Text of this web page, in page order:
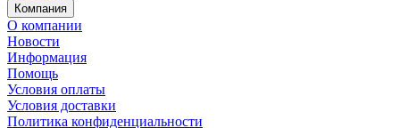
Компания
О компании
Новости
Информация
Помощь
Условия оплаты
Условия доставки
Политика конфиденциальности